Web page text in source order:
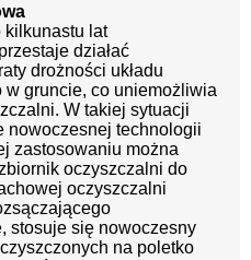
kilkunastu lat
działać
drożności układu
w gruncie, co uniemożliwia
W takiej sytuacji
nowoczesnej technologii
zastosowaniu można
oczyszczalni do
oczyszczalni
stosuje się nowoczesny
na poletko